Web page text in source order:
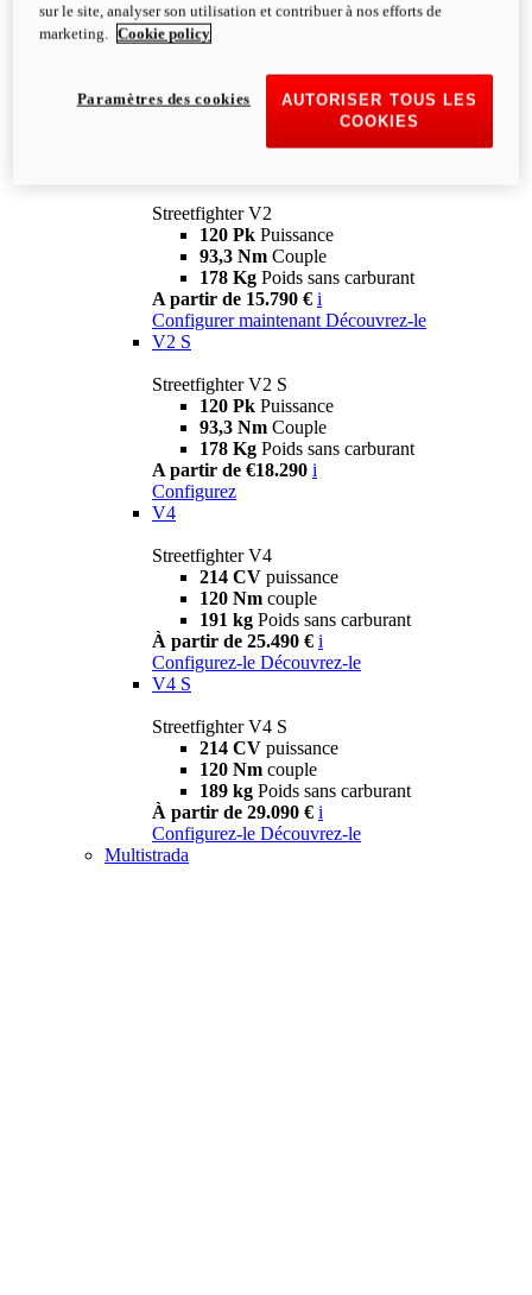
Streetfighter V2
120 Pk Puissance
93,3 Nm Couple
178 Kg Poids sans carburant
A partir de 15.790 € i
Configurer maintenant Découvrez-le
V2 S
Streetfighter V2 S
120 Pk Puissance
93,3 Nm Couple
178 Kg Poids sans carburant
A partir de €18.290 i
Configurez
V4
Streetfighter V4
214 CV puissance
120 Nm couple
191 kg Poids sans carburant
À partir de 25.490 € i
Configurez-le Découvrez-le
V4 S
Streetfighter V4 S
214 CV puissance
120 Nm couple
189 kg Poids sans carburant
À partir de 29.090 € i
Configurez-le Découvrez-le
Multistrada
sur le site, analyser son utilisation et contribuer à nos efforts de
marketing.
Cookie policy
AUTORISER TOUS LES
COOKIES
Paramètres des cookies